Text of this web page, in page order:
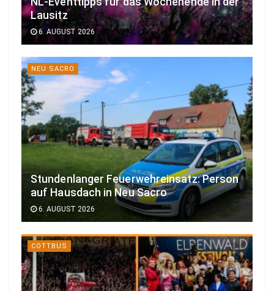
Lausitz
6. AUGUST 2026
NEU SACRO
Stundenlanger Feuerwehreinsatz: Person
auf Hausdach in Neu Sacro
6. AUGUST 2026
COTTBUS